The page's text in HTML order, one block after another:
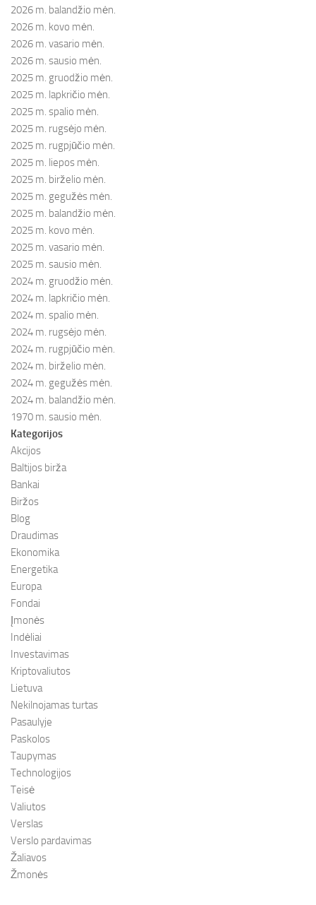
2026 m. balandžio mėn.
2026 m. kovo mėn.
2026 m. vasario mėn.
2026 m. sausio mėn.
2025 m. gruodžio mėn.
2025 m. lapkričio mėn.
2025 m. spalio mėn.
2025 m. rugsėjo mėn.
2025 m. rugpjūčio mėn.
2025 m. liepos mėn.
2025 m. birželio mėn.
2025 m. gegužės mėn.
2025 m. balandžio mėn.
2025 m. kovo mėn.
2025 m. vasario mėn.
2025 m. sausio mėn.
2024 m. gruodžio mėn.
2024 m. lapkričio mėn.
2024 m. spalio mėn.
2024 m. rugsėjo mėn.
2024 m. rugpjūčio mėn.
2024 m. birželio mėn.
2024 m. gegužės mėn.
2024 m. balandžio mėn.
1970 m. sausio mėn.
Kategorijos
Akcijos
Baltijos birža
Bankai
Biržos
Blog
Draudimas
Ekonomika
Energetika
Europa
Fondai
Įmonės
Indėliai
Investavimas
Kriptovaliutos
Lietuva
Nekilnojamas turtas
Pasaulyje
Paskolos
Taupymas
Technologijos
Teisė
Valiutos
Verslas
Verslo pardavimas
Žaliavos
Žmonės